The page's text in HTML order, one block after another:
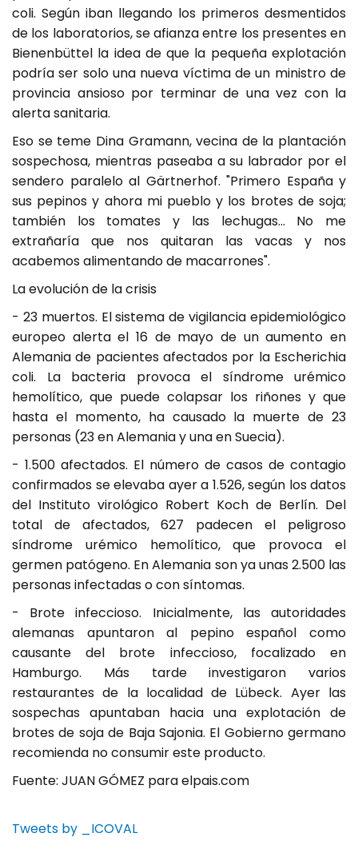
coli. Según iban llegando los primeros desmentidos
de los laboratorios, se afianza entre los presentes en
Bienenbüttel la idea de que la pequeña explotación
podría ser solo una nueva víctima de un ministro de
provincia ansioso por terminar de una vez con la
alerta sanitaria.
Eso se teme Dina Gramann, vecina de la plantación
sospechosa, mientras paseaba a su labrador por el
sendero paralelo al Gärtnerhof. "Primero España y
sus pepinos y ahora mi pueblo y los brotes de soja;
también los tomates y las lechugas... No me
extrañaría que nos quitaran las vacas y nos
acabemos alimentando de macarrones".
La evolución de la crisis
- 23 muertos. El sistema de vigilancia epidemiológico
europeo alerta el 16 de mayo de un aumento en
Alemania de pacientes afectados por la Escherichia
coli. La bacteria provoca el síndrome urémico
hemolítico, que puede colapsar los riñones y que
hasta el momento, ha causado la muerte de 23
personas (23 en Alemania y una en Suecia).
- 1.500 afectados. El número de casos de contagio
confirmados se elevaba ayer a 1.526, según los datos
del Instituto virológico Robert Koch de Berlín. Del
total de afectados, 627 padecen el peligroso
síndrome urémico hemolítico, que provoca el
germen patógeno. En Alemania son ya unas 2.500 las
personas infectadas o con síntomas.
- Brote infeccioso. Inicialmente, las autoridades
alemanas apuntaron al pepino español como
causante del brote infeccioso, focalizado en
Hamburgo. Más tarde investigaron varios
restaurantes de la localidad de Lübeck. Ayer las
sospechas apuntaban hacia una explotación de
brotes de soja de Baja Sajonia. El Gobierno germano
recomienda no consumir este producto.
Fuente: JUAN GÓMEZ para elpais.com
Tweets by _ICOVAL